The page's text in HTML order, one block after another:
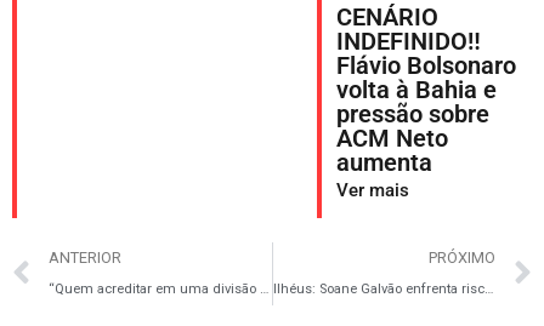
CENÁRIO
INDEFINIDO‼️
Flávio Bolsonaro
volta à Bahia e
pressão sobre
ACM Neto
aumenta
Ver mais
ANTERIOR
“Quem acreditar em uma divisão no grupo vai se enganar”, afirma Jaques Wagner
PRÓXIMO
Ilhéus: Soane Galvão enfrenta risco de perder apoio em 2026